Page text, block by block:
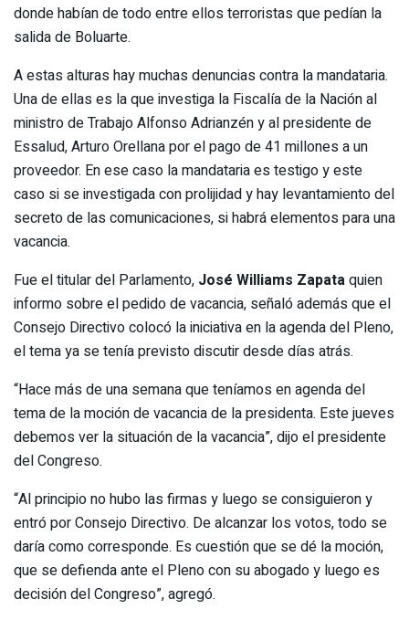
donde habían de todo entre ellos terroristas que pedían la
salida de Boluarte.
A estas alturas hay muchas denuncias contra la mandataria.
Una de ellas es la que investiga la Fiscalía de la Nación al
ministro de Trabajo Alfonso Adrianzén y al presidente de
Essalud, Arturo Orellana por el pago de 41 millones a un
proveedor. En ese caso la mandataria es testigo y este
caso si se investigada con prolijidad y hay levantamiento del
secreto de las comunicaciones, si habrá elementos para una
vacancia.
Fue el titular del Parlamento, José Williams Zapataquien
informo sobre el pedido de vacancia, señaló además que el
Consejo Directivo colocó la iniciativa en la agenda del Pleno,
el tema ya se tenía previsto discutir desde días atrás.
“Hace más de una semana que teníamos en agenda del
tema de la moción de vacancia de la presidenta. Este jueves
debemos ver la situación de la vacancia”, dijo el presidente
del Congreso.
“Al principio no hubo las firmas y luego se consiguieron y
entró por Consejo Directivo. De alcanzar los votos, todo se
daría como corresponde. Es cuestión que se dé la moción,
que se defienda ante el Pleno con su abogado y luego es
decisión del Congreso”, agregó.